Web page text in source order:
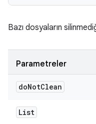
Bazı dosyaların
Parametreler
doNotClean
List